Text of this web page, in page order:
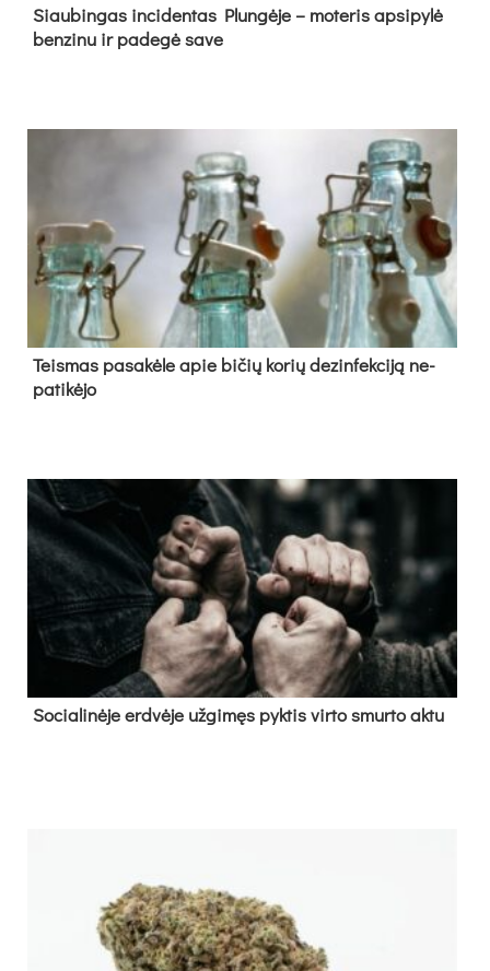
Siau­bin­gas in­ci­den­tas Plun­gė­je – mo­te­ris ap­si­py­lė
ben­zi­nu ir pa­de­gė sa­ve
Teis­mas pa­sa­kė­le apie bi­čių ko­rių de­zin­fek­ci­ją ne­
pa­ti­kė­jo
So­cia­li­nė­je erd­vė­je už­gi­męs pyk­tis vir­to smur­to ak­tu